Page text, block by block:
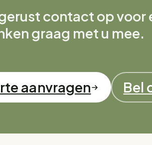
contact op
graag met u mee.
aanvragen Bel